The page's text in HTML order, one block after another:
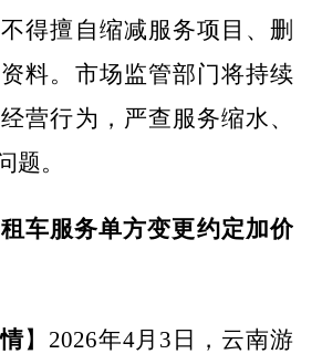
得擅自缩减服务项目、删
料。市场监管部门将持续
营行为，严查服务缩水、
题。
车服务单方变更约定加价
】 2026年4月 3 日，云南游